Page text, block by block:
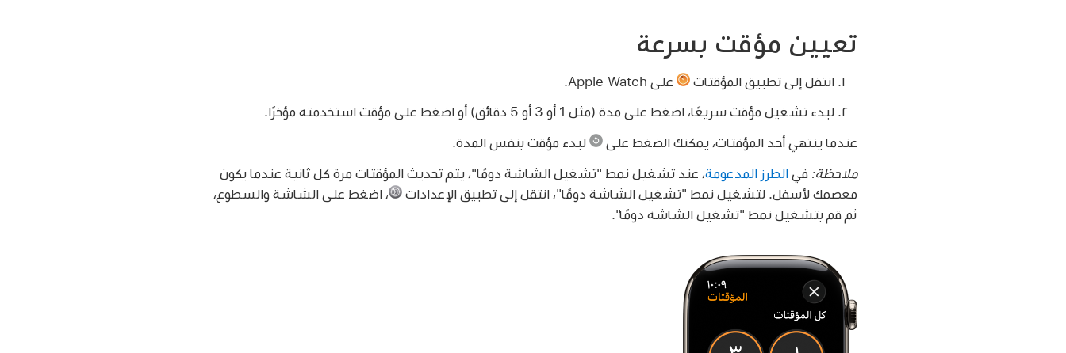
تعيين مؤقت بسرعة
انتقل إلى تطبيق المؤقتات على Apple Watch.
لبدء تشغيل مؤقت سريعًا، اضغط على مدة (مثل 1 أو 3 أو 5 دقائق) أو اضغط على مؤقت استخدمته مؤخرًا.
عندما ينتهي أحد المؤقتات، يمكنك الضغط على لبدء مؤقت بنفس المدة.
ملاحظة:فيالطرز المدعومة، عند تشغيل نمط "تشغيل الشاشة دومًا"، يتم تحديث المؤقتات مرة كل ثانية عندما يكون
معصمك لأسفل. لتشغيل نمط "تشغيل الشاشة دومًا"، انتقل إلى تطبيق الإعدادات
،اضغط على الشاشة والسطوع،
ثم قم بتشغيل نمط "تشغيل الشاشة دومًا".